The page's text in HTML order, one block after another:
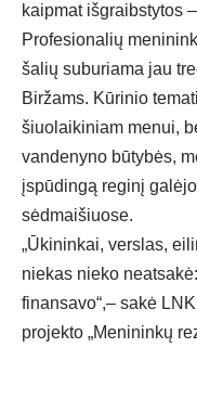
kaipmat išgraibstytos
Profesionalių
šalių suburiama jau
Biržams. Kūrinio
šiuolaikiniam menui,
vandenyno būtybės,
įspūdingą reginį
sėdmaišiuose.
„Ūkininkai, verslas,
niekas nieko
finansavo“,– sakė
projekto „Menininkų